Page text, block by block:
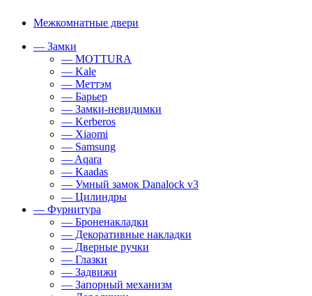
Межкомнатные двери
— Замки
— MOTTURA
— Kale
— Меттэм
— Барьер
— Замки-невидимки
— Kerberos
— Xiaomi
— Samsung
— Aqara
— Kaadas
— Умный замок Danalock v3
— Цилиндры
— Фурнитура
— Броненакладки
— Декоративные накладки
— Дверные ручки
— Глазки
— Задвижи
— Запорный механизм